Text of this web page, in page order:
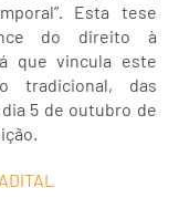
Esta tese
do direito à
que vincula este
tradicional, das
5 de outubro de